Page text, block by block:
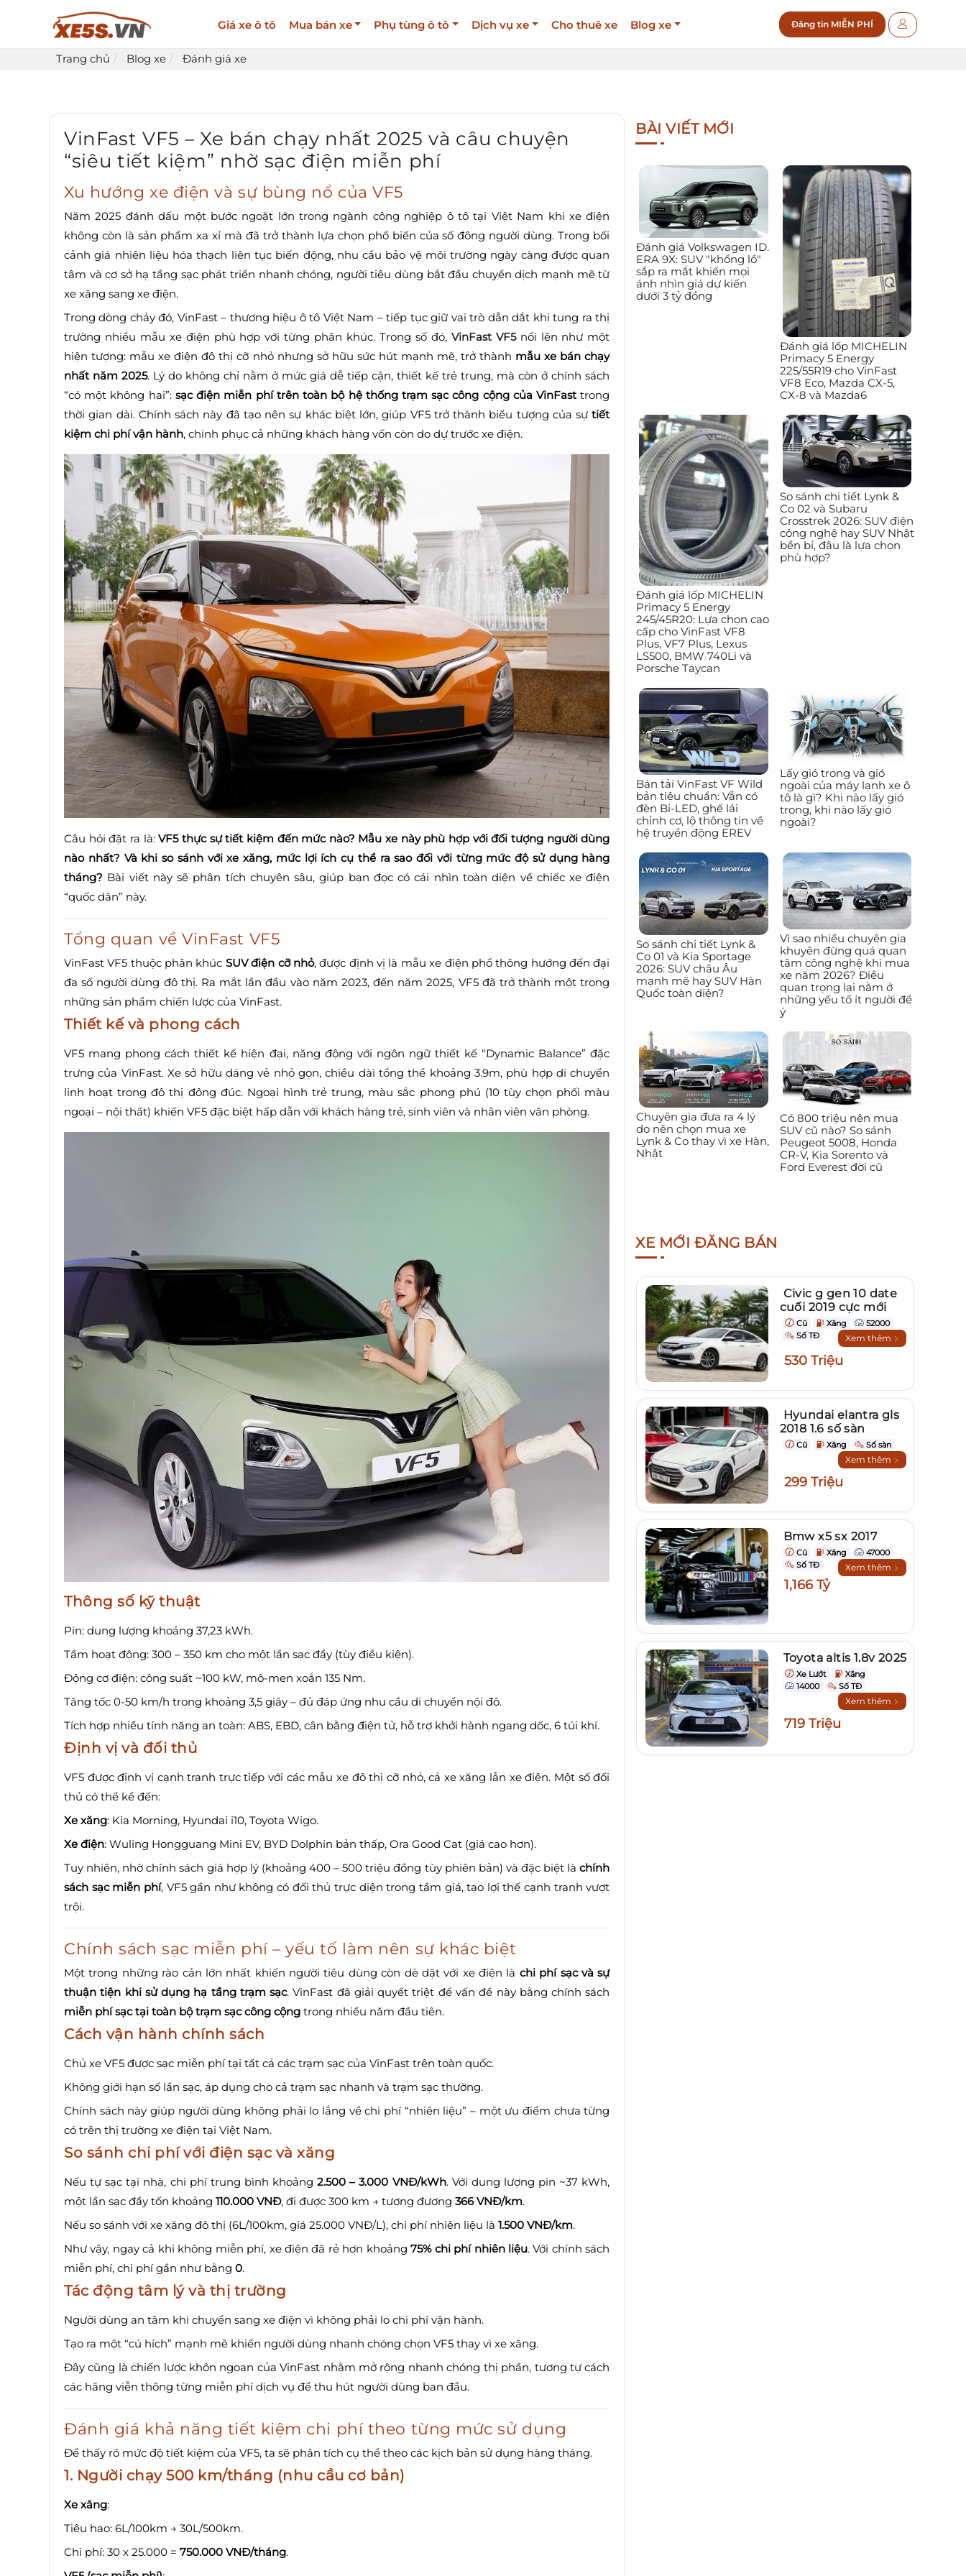
Giá xe ô tô Mua bán xe Phụ tùng ô tô Dịch vụ xe Cho thuê xe Blog xe Đăng tin MIỄN PHÍ
Trang chủ Blog xe Đánh giá xe
VinFast VF5 – Xe bán chạy nhất 2025 và câu chuyện
“siêu tiết kiệm” nhờ sạc điện miễn phí
Xu hướng xe điện và sự bùng nổ của VF5
Năm 2025 đánh dấu một bước ngoặt lớn trong ngành công nghiệp ô tô tại Việt Nam khi xe điện
không còn là sản phẩm xa xỉ mà đã trở thành lựa chọn phổ biến của số đông người dùng. Trong bối
cảnh giá nhiên liệu hóa thạch liên tục biến động, nhu cầu bảo vệ môi trường ngày càng được quan
tâm và cơ sở hạ tầng sạc phát triển nhanh chóng, người tiêu dùng bắt đầu chuyển dịch mạnh mẽ từ
xe xăng sang xe điện.
Trong dòng chảy đó, VinFast – thương hiệu ô tô Việt Nam – tiếp tục giữ vai trò dẫn dắt khi tung ra thị
trường nhiều mẫu xe điện phù hợp với từng phân khúc. Trong số đó, VinFast VF5nổi lên như một
hiện tượng: mẫu xe điện đô thị cỡ nhỏ nhưng sở hữu sức hút mạnh mẽ, trở thành mẫu xe bán chạy
nhất năm 2025. Lý do không chỉ nằm ở mức giá dễ tiếp cận, thiết kế trẻ trung, mà còn ở chính sách
“có một không hai”: sạc điện miễn phí trên toàn bộ hệ thống trạm sạc công cộng của VinFasttrong
thời gian dài. Chính sách này đã tạo nên sự khác biệt lớn, giúp VF5 trở thành biểu tượng của sựtiết
kiệm chi phí vận hành, chinh phục cả những khách hàng vốn còn do dự trước xe điện.
Câu hỏi đặt ra là:VF5 thực sự tiết kiệm đến mức nào? Mẫu xe này phù hợp với đối tượng người dùng
nào nhất? Và khi so sánh với xe xăng, mức lợi ích cụ thể ra sao đối với từng mức độ sử dụng hàng
tháng? Bài viết này sẽ phân tích chuyên sâu, giúp bạn đọc có cái nhìn toàn diện về chiếc xe điện
“quốc dân” này.
Tổng quan về VinFast VF5
VinFast VF5 thuộc phân khúc SUV điện cỡ nhỏ, được định vị là mẫu xe điện phổ thông hướng đến đại
đa số người dùng đô thị. Ra mắt lần đầu vào năm 2023, đến năm 2025, VF5 đã trở thành một trong
những sản phẩm chiến lược của VinFast.
Thiết kế và phong cách
VF5 mang phong cách thiết kế hiện đại, năng động với ngôn ngữ thiết kế “Dynamic Balance” đặc
trưng của VinFast. Xe sở hữu dáng vẻ nhỏ gọn, chiều dài tổng thể khoảng 3.9m, phù hợp di chuyển
linh hoạt trong đô thị đông đúc. Ngoại hình trẻ trung, màu sắc phong phú (10 tùy chọn phối màu
ngoại – nội thất) khiến VF5 đặc biệt hấp dẫn với khách hàng trẻ, sinh viên và nhân viên văn phòng.
Thông số kỹ thuật
Pin: dung lượng khoảng 37,23 kWh.
Tầm hoạt động: 300 – 350 km cho một lần sạc đầy (tùy điều kiện).
Động cơ điện: công suất ~100 kW, mô-men xoắn 135 Nm.
Tăng tốc 0-50 km/h trong khoảng 3,5 giây – đủ đáp ứng nhu cầu di chuyển nội đô.
Tích hợp nhiều tính năng an toàn: ABS, EBD, cân bằng điện tử, hỗ trợ khởi hành ngang dốc, 6 túi khí.
Định vị và đối thủ
VF5 được định vị cạnh tranh trực tiếp với các mẫu xe đô thị cỡ nhỏ, cả xe xăng lẫn xe điện. Một số đối
thủ có thể kể đến:
Xe xăng: Kia Morning, Hyundai i10, Toyota Wigo.
Xe điện: Wuling Hongguang Mini EV, BYD Dolphin bản thấp, Ora Good Cat (giá cao hơn).
Tuy nhiên, nhờ chính sách giá hợp lý (khoảng 400 – 500 triệu đồng tùy phiên bản) và đặc biệt làchính
sách sạc miễn phí, VF5 gần như không có đối thủ trực diện trong tầm giá, tạo lợi thế cạnh tranh vượt
trội.
Chính sách sạc miễn phí – yếu tố làm nên sự khác biệt
Một trong những rào cản lớn nhất khiến người tiêu dùng còn dè dặt với xe điện là chi phí sạc và sự
thuận tiện khi sử dụng hạ tầng trạm sạc. VinFast đã giải quyết triệt để vấn đề này bằng chính sách
miễn phí sạc tại toàn bộ trạm sạc công cộng trong nhiều năm đầu tiên.
Cách vận hành chính sách
Chủ xe VF5 được sạc miễn phí tại tất cả các trạm sạc của VinFast trên toàn quốc.
Không giới hạn số lần sạc, áp dụng cho cả trạm sạc nhanh và trạm sạc thường.
Chính sách này giúp người dùng không phải lo lắng về chi phí “nhiên liệu” – một ưu điểm chưa từng
có trên thị trường xe điện tại Việt Nam.
So sánh chi phí với điện sạc và xăng
Nếu tự sạc tại nhà, chi phí trung bình khoảng2.500 – 3.000 VNĐ/kWh. Với dung lượng pin ~37 kWh,
một lần sạc đầy tốn khoảng 110.000 VNĐ, đi được 300 km → tương đương 366 VNĐ/km.
Nếu so sánh với xe xăng đô thị (6L/100km, giá 25.000 VNĐ/L), chi phí nhiên liệu là 1.500 VNĐ/km.
Như vậy, ngay cả khi không miễn phí, xe điện đã rẻ hơn khoảng75% chi phí nhiên liệu. Với chính sách
miễn phí, chi phí gần như bằng 0.
Tác động tâm lý và thị trường
Người dùng an tâm khi chuyển sang xe điện vì không phải lo chi phí vận hành.
Tạo ra một “cú hích” mạnh mẽ khiến người dùng nhanh chóng chọn VF5 thay vì xe xăng.
Đây cũng là chiến lược khôn ngoan của VinFast nhằm mở rộng nhanh chóng thị phần, tương tự cách
các hãng viễn thông từng miễn phí dịch vụ để thu hút người dùng ban đầu.
Đánh giá khả năng tiết kiệm chi phí theo từng mức sử dụng
Để thấy rõ mức độ tiết kiệm của VF5, ta sẽ phân tích cụ thể theo các kịch bản sử dụng hàng tháng.
1. Người chạy 500 km/tháng (nhu cầu cơ bản)
Xe xăng:
Tiêu hao: 6L/100km → 30L/500km.
Chi phí: 30 x 25.000 = 750.000 VNĐ/tháng.
BÀI VIẾT MỚI
Đánh giá Volkswagen ID.
ERA 9X: SUV "khổng lồ"
sắp ra mắt khiến mọi
ánh nhìn giá dự kiến
dưới 3 tỷ đồng
Đánh giá lốp MICHELIN
Primacy 5 Energy
225/55R19 cho VinFast
VF8 Eco, Mazda CX-5,
CX-8 và Mazda6
Đánh giá lốp MICHELIN
Primacy 5 Energy
245/45R20: Lựa chọn cao
cấp cho VinFast VF8
Plus, VF7 Plus, Lexus
LS500, BMW 740Li và
Porsche Taycan
So sánh chi tiết Lynk &
Co 02 và Subaru
Crosstrek 2026: SUV điện
công nghệ hay SUV Nhật
bền bỉ, đâu là lựa chọn
phù hợp?
Bán tải VinFast VF Wild
bản tiêu chuẩn: Vẫn có
đèn Bi-LED, ghế lái
chỉnh cơ, lộ thông tin về
hệ truyền động EREV
Lấy gió trong và gió
ngoài của máy lạnh xe ô
tô là gì? Khi nào lấy gió
trong, khi nào lấy gió
ngoài?
So sánh chi tiết Lynk &
Co 01 và Kia Sportage
2026: SUV châu Âu
mạnh mẽ hay SUV Hàn
Quốc toàn diện?
Vì sao nhiều chuyên gia
khuyên đừng quá quan
tâm công nghệ khi mua
xe năm 2026? Điều
quan trọng lại nằm ở
những yếu tố ít người để
ý
Chuyên gia đưa ra 4 lý
do nên chọn mua xe
Lynk & Co thay vì xe Hàn,
Nhật
Có 800 triệu nên mua
SUV cũ nào? So sánh
Peugeot 5008, Honda
CR-V, Kia Sorento và
Ford Everest đời cũ
XE MỚI ĐĂNG BÁN
Civic g gen 10 date
cuối 2019 cực mới
Cũ Xăng
52000
Số TĐ
Xem thêm
530 Triệu
Hyundai elantra gls
2018 1.6 số sàn
Cũ Xăng Số sàn
Xem thêm
299 Triệu
Bmw x5 sx 2017
Cũ Xăng
47000
Số TĐ
Xem thêm
1,166 Tỷ
Toyota altis 1.8v 2025
Xe Lướt
Xăng
14000
Số TĐ
Xem thêm
719 Triệu